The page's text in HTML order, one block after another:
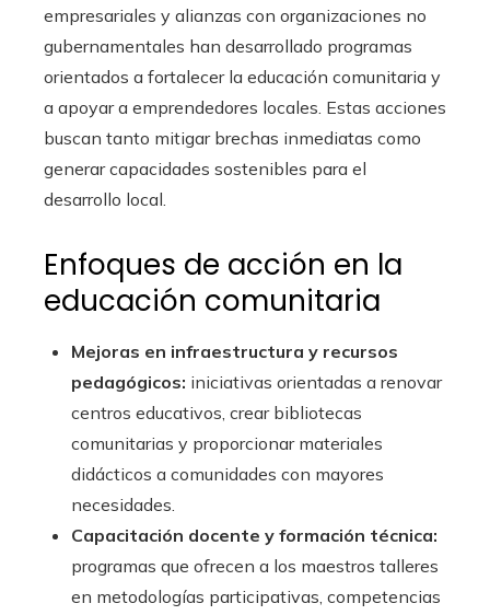
empresariales y alianzas con organizaciones no
gubernamentales han desarrollado programas
orientados a fortalecer la educación comunitaria y
a apoyar a emprendedores locales. Estas acciones
buscan tanto mitigar brechas inmediatas como
generar capacidades sostenibles para el
desarrollo local.
Enfoques de acción en la
educación comunitaria
Mejoras en infraestructura y recursos
pedagógicos: iniciativas orientadas a renovar
centros educativos, crear bibliotecas
comunitarias y proporcionar materiales
didácticos a comunidades con mayores
necesidades.
Capacitación docente y formación técnica:
programas que ofrecen a los maestros talleres
en metodologías participativas, competencias